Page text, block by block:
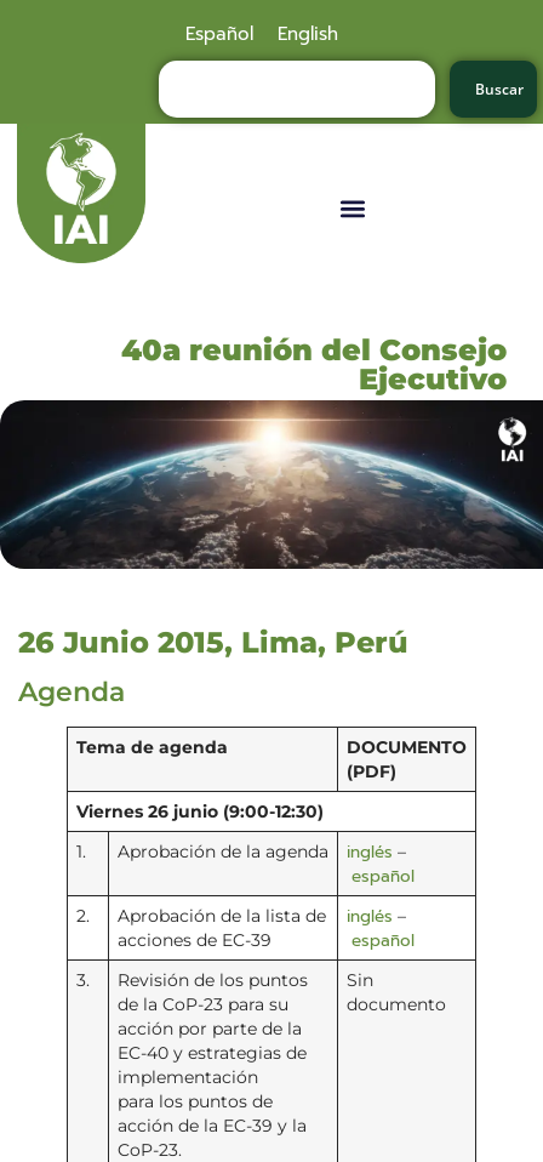
Español English
Buscar
40a reunión del Consejo
Ejecutivo
26 Junio 2015, Lima, Perú
Agenda
Tema de agenda
DOCUMENTO
(PDF)
Viernes 26 junio (9:00-12:30)
1. Aprobación de la agenda inglés –
español
2.
Aprobación de la lista de
acciones de EC-39
inglés –
español
3.
Revisión de los puntos
de la CoP-23 para su
acción por parte de la
EC-40 y estrategias de
implementación
para los puntos de
acción de la EC-39 y la
CoP-23.
Sin
documento